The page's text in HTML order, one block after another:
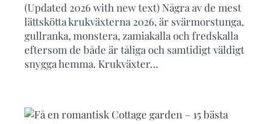
(Updated 2026 with new text) Några av de mest
lättskötta krukväxterna 2026, är svärmorstunga,
gullranka, monstera, zamiakalla och fredskalla
eftersom de både är tåliga och samtidigt väldigt
snygga hemma. Krukväxter…